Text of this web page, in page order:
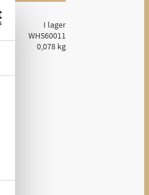
I lager
WHS60011
0,078 kg